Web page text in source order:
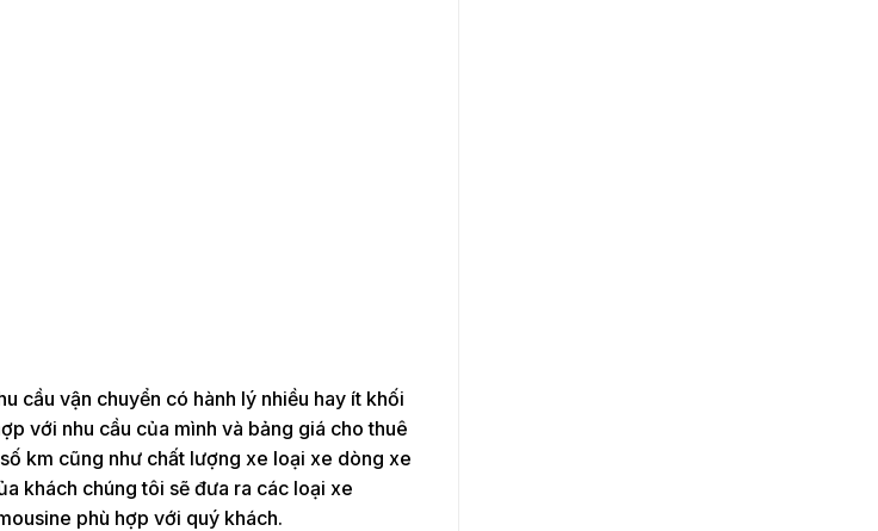
cầu vận chuyển có hành lý nhiều hay ít khối
với nhu cầu của mình và bảng giá cho thuê
km cũng như chất lượng xe loại xe dòng xe
khách chúng tôi sẽ đưa ra các loại xe
phù hợp với quý khách.